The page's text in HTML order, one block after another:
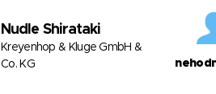
Nudle Shirataki
Kreyenhop & Kluge GmbH &
Co. KG